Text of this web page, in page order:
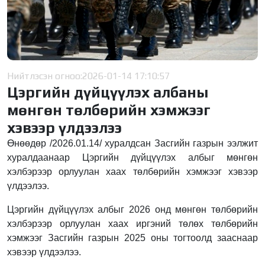
Нийтлэсэн огноо:2026-01-14 17:10:57
Цэргийн дүйцүүлэх албаны
мөнгөн төлбөрийн хэмжээг
хэвээр үлдээлээ
Өнөөдөр /2026.01.14/ хуралдсан Засгийн газрын ээлжит
хуралдаанаар Цэргийн дүйцүүлэх албыг мөнгөн
хэлбэрээр орлуулан хаах төлбөрийн хэмжээг хэвээр
үлдээлээ.
Цэргийн дүйцүүлэх албыг 2026 онд мөнгөн төлбөрийн
хэлбэрээр орлуулан хаах иргэний төлөх төлбөрийн
хэмжээг Засгийн газрын 2025 оны тогтоолд зааснаар
хэвээр үлдээлээ.